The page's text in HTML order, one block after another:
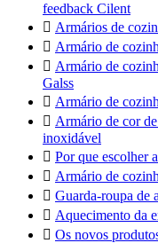
feedback Cilent
 Armários de
 Armário de
 Armário de
Galss
 Armário de
 Armário de cor
inoxidável
 Por que escolher
 Armário de
 Guarda-roupa de
 Aquecimento da
 Os novos